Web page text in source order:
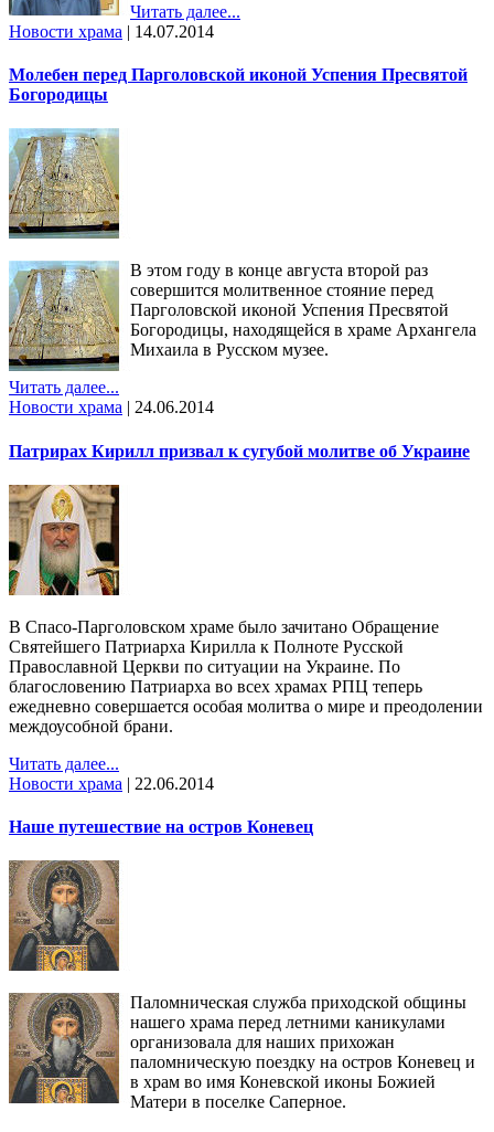
Читать далее...
Новости храма | 14.07.2014
Молебен перед Парголовской иконой Успения Пресвятой
Богородицы
В этом году в конце августа второй раз
совершится молитвенное стояние перед
Парголовской иконой Успения Пресвятой
Богородицы, находящейся в храме Архангела
Михаила в Русском музее.
Читать далее...
Новости храма | 24.06.2014
Патрирах Кирилл призвал к сугубой молитве об Украине
В Спасо-Парголовском храме было зачитано Обращение
Святейшего Патриарха Кирилла к Полноте Русской
Православной Церкви по ситуации на Украине. По
благословению Патриарха во всех храмах РПЦ теперь
ежедневно совершается особая молитва о мире и преодолении
междоусобной брани.
Читать далее...
Новости храма | 22.06.2014
Наше путешествие на остров Коневец
Паломническая служба приходской общины
нашего храма перед летними каникулами
организовала для наших прихожан
паломническую поездку на остров Коневец и
в храм во имя Коневской иконы Божией
Матери в поселке Саперное.